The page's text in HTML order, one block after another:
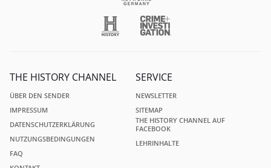
THE HISTORY CHANNEL
ÜBER DEN SENDER
IMPRESSUM
DATENSCHUTZERKLÄRUNG
NUTZUNGSBEDINGUNGEN
FAQ
SERVICE
NEWSLETTER
SITEMAP
THE HISTORY CHANNEL AUF
FACEBOOK
LEHRINHALTE